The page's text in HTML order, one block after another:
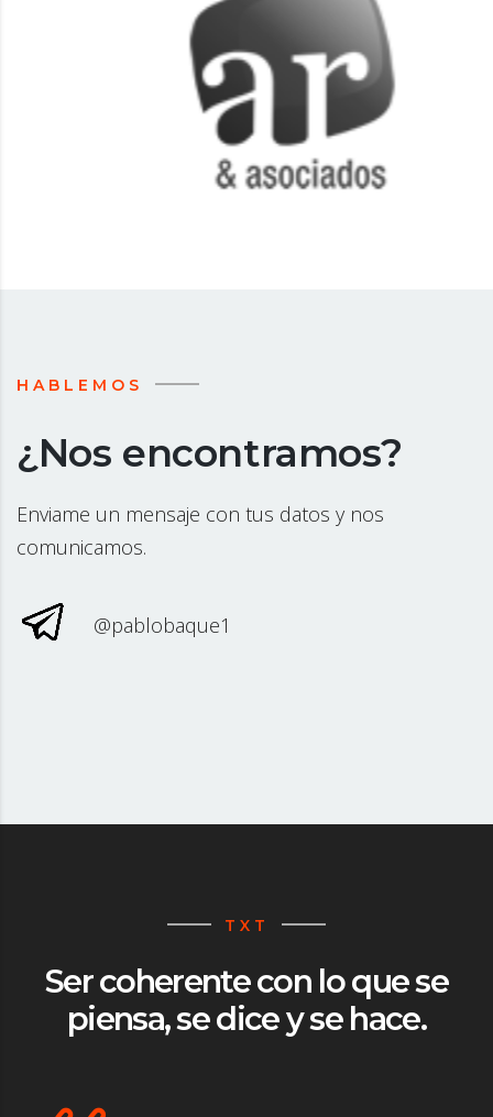
HABLEMOS
¿Nos encontramos?
Enviame un mensaje con tus datos y nos
comunicamos.
@pablobaque1
TXT
Ser coherente con lo que se
piensa, se dice y se hace.